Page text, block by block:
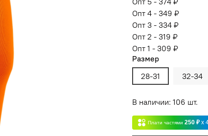
Опт 4 - 349 ₽
Опт 3 - 334 ₽
Опт 2 - 319 ₽
Опт 1 - 309 ₽
Размер
28-31
32-34
В наличии: 106 шт.
Плати частями 250 ₽ x